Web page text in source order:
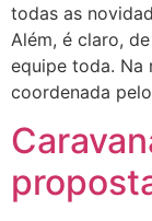
todas as
Além, é claro,
equipe toda. Na
coordenada